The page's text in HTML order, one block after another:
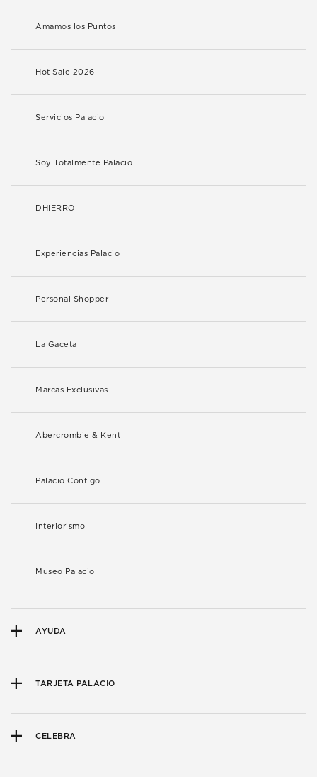
Amamos los Puntos
Hot Sale 2026
Servicios Palacio
Soy Totalmente Palacio
DHIERRO
Experiencias Palacio
Personal Shopper
La Gaceta
Marcas Exclusivas
Abercrombie & Kent
Palacio Contigo
Interiorismo
Museo Palacio
AYUDA
TARJETA PALACIO
CELEBRA